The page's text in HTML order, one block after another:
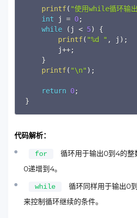
printf( "使用while循环输
int j = 0;
while
( j < 5)
{
printf( "%d " , j ) ;
        j
++;
}
printf( "\n" ) ;
return 0;
}
代码解析：
for 循环用于输出0到4的整
0递增到4。
while
循环同样用于输出0
来控制循环继续的条件。